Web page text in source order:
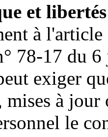
et
à
78-17 du
exiger
mises à jour
le